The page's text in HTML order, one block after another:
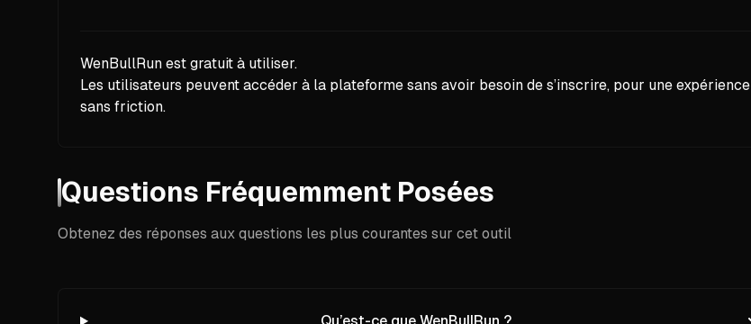
WenBullRun est gratuit à utiliser.
Les utilisateurs peuvent accéder à la plateforme sans avoir besoin de s’inscrire, pour une expérience
sans friction.
Questions Fréquemment Posées
Obtenez des réponses aux questions les plus courantes sur cet outil